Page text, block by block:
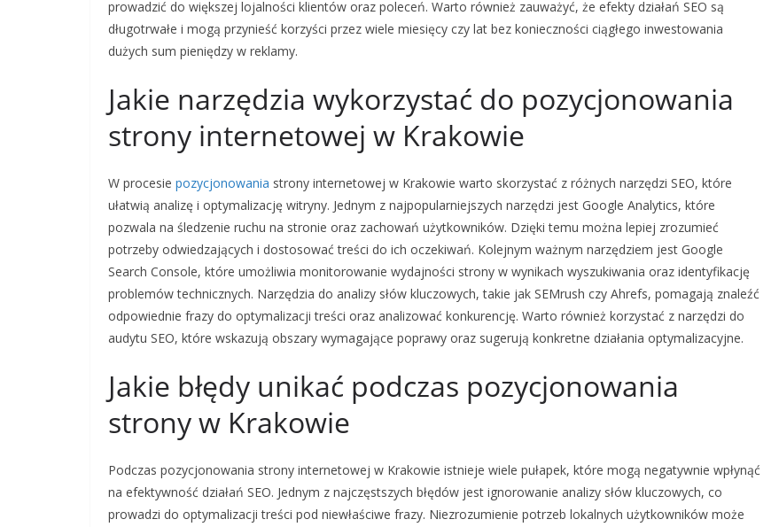
prowadzić do większej lojalności klientów oraz poleceń. Warto również zauważyć, że efekty działań SEO są
długotrwałe i mogą przynieść korzyści przez wiele miesięcy czy lat bez konieczności ciągłego inwestowania
dużych sum pieniędzy w reklamy.
Jakie narzędzia wykorzystać do pozycjonowania
strony internetowej w Krakowie
W procesie pozycjonowania strony internetowej w Krakowie warto skorzystać z różnych narzędzi SEO, które
ułatwią analizę i optymalizację witryny. Jednym z najpopularniejszych narzędzi jest Google Analytics, które
pozwala na śledzenie ruchu na stronie oraz zachowań użytkowników. Dzięki temu można lepiej zrozumieć
potrzeby odwiedzających i dostosować treści do ich oczekiwań. Kolejnym ważnym narzędziem jest Google
Search Console, które umożliwia monitorowanie wydajności strony w wynikach wyszukiwania oraz identyfikację
problemów technicznych. Narzędzia do analizy słów kluczowych, takie jak SEMrush czy Ahrefs, pomagają znaleźć
odpowiednie frazy do optymalizacji treści oraz analizować konkurencję. Warto również korzystać z narzędzi do
audytu SEO, które wskazują obszary wymagające poprawy oraz sugerują konkretne działania optymalizacyjne.
Jakie błędy unikać podczas pozycjonowania
strony w Krakowie
Podczas pozycjonowania strony internetowej w Krakowie istnieje wiele pułapek, które mogą negatywnie wpłynąć
na efektywność działań SEO. Jednym z najczęstszych błędów jest ignorowanie analizy słów kluczowych, co
prowadzi do optymalizacji treści pod niewłaściwe frazy. Niezrozumienie potrzeb lokalnych użytkowników może